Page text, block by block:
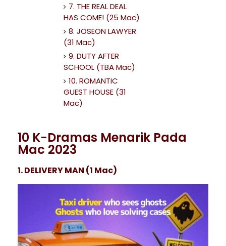
7. THE REAL DEAL
HAS COME! (25 Mac)
8. JOSEON LAWYER
(31 Mac)
9. DUTY AFTER
SCHOOL (TBA Mac)
10. ROMANTIC
GUEST HOUSE (31
Mac)
10 K-Dramas Menarik Pada
Mac 2023
1. DELIVERY MAN (1 Mac)